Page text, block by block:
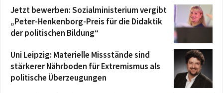
Jetzt bewerben: Sozialministerium vergibt
„Peter-Henkenborg-Preis für die Didaktik
der politischen Bildung“
Uni Leipzig: Materielle Missstände sind
stärkerer Nährboden für Extremismus als
politische Überzeugungen